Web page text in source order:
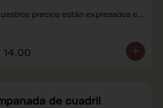
precios están expresados en
14.00
de cuadril